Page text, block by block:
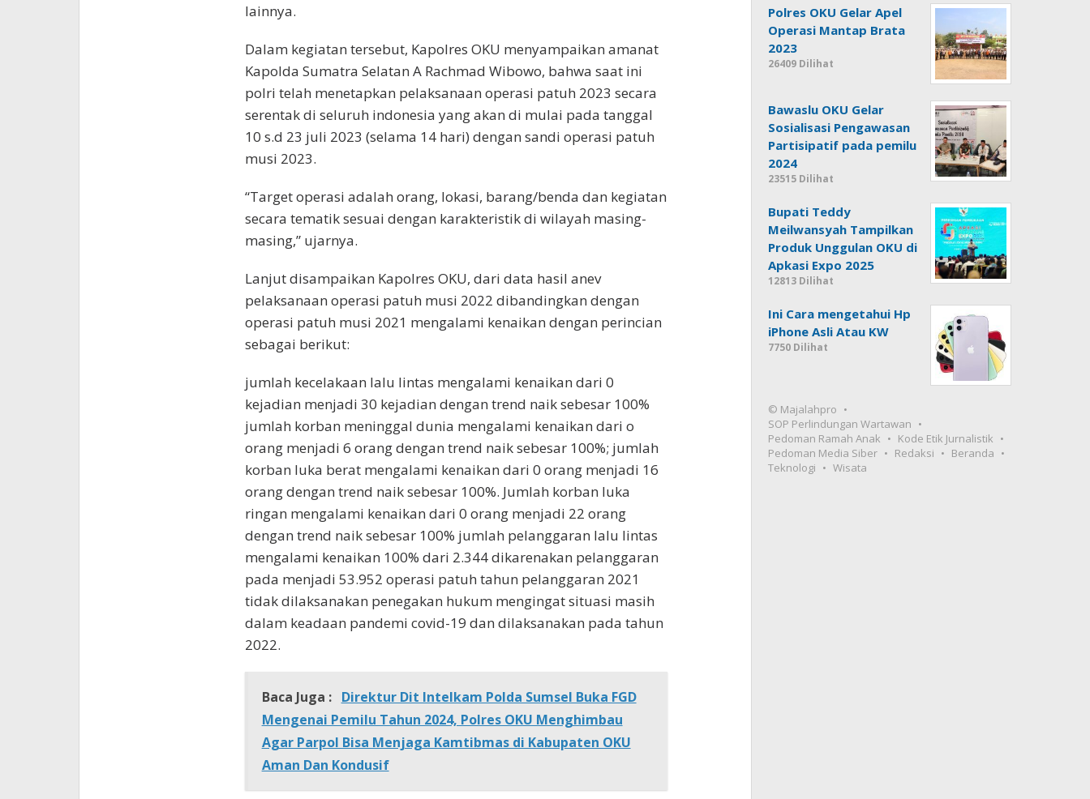
lainnya.
Dalam kegiatan tersebut, Kapolres OKU menyampaikan amanat
Kapolda Sumatra Selatan A Rachmad Wibowo, bahwa saat ini
polri telah menetapkan pelaksanaan operasi patuh 2023 secara
serentak di seluruh indonesia yang akan di mulai pada tanggal
10 s.d 23 juli 2023 (selama 14 hari) dengan sandi operasi patuh
musi 2023.
“Target operasi adalah orang, lokasi, barang/benda dan kegiatan
secara tematik sesuai dengan karakteristik di wilayah masing-
masing,” ujarnya.
Lanjut disampaikan Kapolres OKU, dari data hasil anev
pelaksanaan operasi patuh musi 2022 dibandingkan dengan
operasi patuh musi 2021 mengalami kenaikan dengan perincian
sebagai berikut:
jumlah kecelakaan lalu lintas mengalami kenaikan dari 0
kejadian menjadi 30 kejadian dengan trend naik sebesar 100%
jumlah korban meninggal dunia mengalami kenaikan dari o
orang menjadi 6 orang dengan trend naik sebesar 100%; jumlah
korban luka berat mengalami kenaikan dari 0 orang menjadi 16
orang dengan trend naik sebesar 100%. Jumlah korban luka
ringan mengalami kenaikan dari 0 orang menjadi 22 orang
dengan trend naik sebesar 100% jumlah pelanggaran lalu lintas
mengalami kenaikan 100% dari 2.344 dikarenakan pelanggaran
pada menjadi 53.952 operasi patuh tahun pelanggaran 2021
tidak dilaksanakan penegakan hukum mengingat situasi masih
dalam keadaan pandemi covid-19 dan dilaksanakan pada tahun
2022.
Baca Juga : Direktur Dit Intelkam Polda Sumsel Buka FGD
Mengenai Pemilu Tahun 2024, Polres OKU Menghimbau
Agar Parpol Bisa Menjaga Kamtibmas di Kabupaten OKU
Aman Dan Kondusif
Polres OKU Gelar Apel
Operasi Mantap Brata
2023
26409 Dilihat
Bawaslu OKU Gelar
Sosialisasi Pengawasan
Partisipatif pada pemilu
2024
23515 Dilihat
Bupati Teddy
Meilwansyah Tampilkan
Produk Unggulan OKU di
Apkasi Expo 2025
12813 Dilihat
Ini Cara mengetahui Hp
iPhone Asli Atau KW
7750 Dilihat
© Majalahpro
SOP Perlindungan Wartawan
Pedoman Ramah Anak
Kode Etik Jurnalistik
Pedoman Media Siber
Redaksi
Beranda
Teknologi
Wisata